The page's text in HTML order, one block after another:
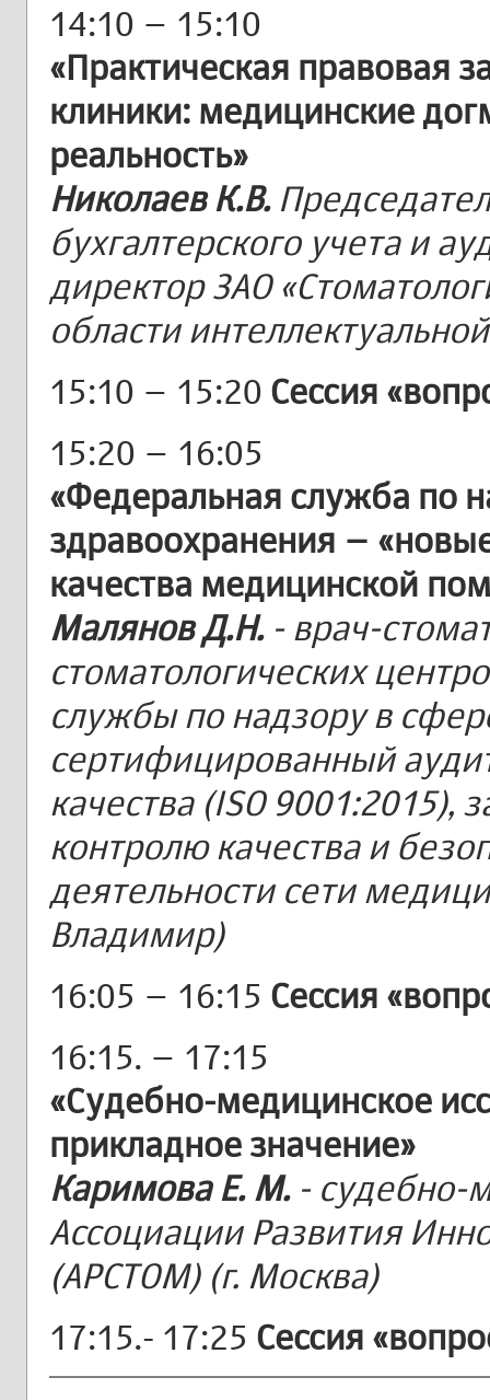
14:10 – 15:10
«Практическая правовая
клиники: медицинские
реальность»
Николаев К.В.
бухгалтерского учета и
директор ЗАО
области
15:10 – 15:20 Сессия
15:20 – 16:05
«Федеральная служба по
здравоохранения –
качества медицинской
Малянов Д.Н.- врач-
стоматологических
службы по надзору в
сертифицированный
качества (ISO 9001:2015),
контролю качества и
деятельности сети
Владимир)
16:05 – 16:15 Сессия
16:15. – 17:15
«Судебно-медицинское
прикладное значение»
Каримова Е. М.- судебно-
Ассоциации Развития
(АРСТОМ) (г. Москва)
17:15.- 17:25 Сессия